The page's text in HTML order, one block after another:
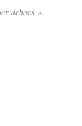
dehors ».